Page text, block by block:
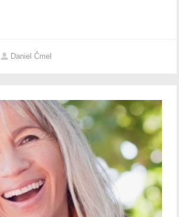
Daniel Čmel